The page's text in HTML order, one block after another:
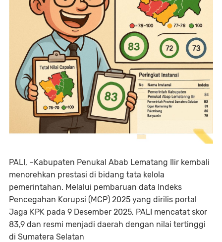
PALI, –Kabupaten Penukal Abab Lematang Ilir kembali
menorehkan prestasi di bidang tata kelola
pemerintahan. Melalui pembaruan data Indeks
Pencegahan Korupsi (MCP) 2025 yang dirilis portal
Jaga KPK pada 9 Desember 2025, PALI mencatat skor
83,9 dan resmi menjadi daerah dengan nilai tertinggi
di Sumatera Selatan